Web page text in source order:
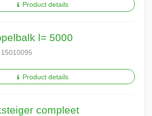
Product details
l= 5000
15010095
Product details
compleet